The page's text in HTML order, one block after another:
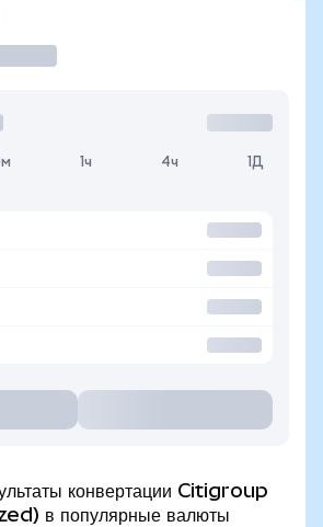
1ч 4ч 1Д
конвертации Citigroup
в популярные валюты